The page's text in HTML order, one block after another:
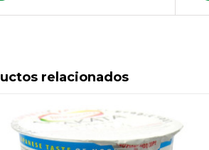
relacionados